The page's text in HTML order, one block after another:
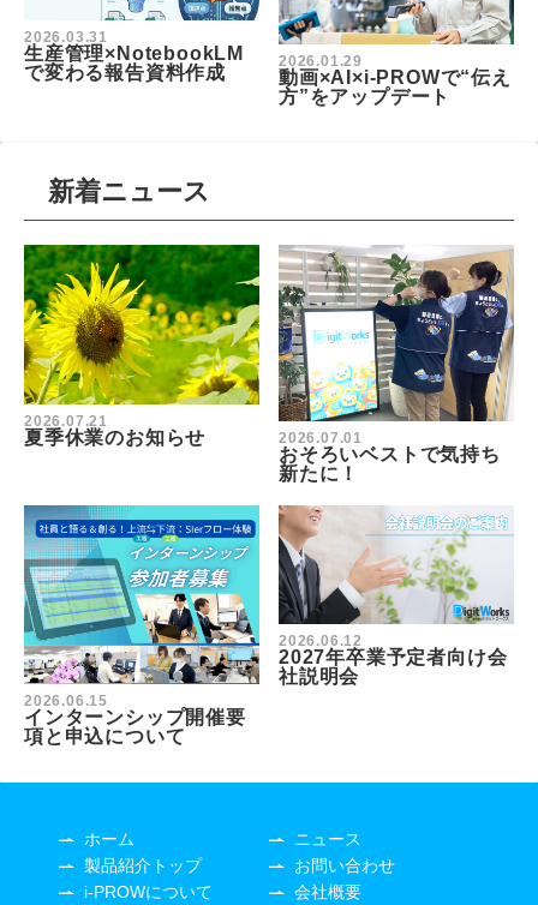
2026.03.31
生産管理×NotebookLM
で変わる報告資料作成
2026.01.29
動画×AI×i-PROWで“伝え
方”をアップデート
新着ニュース
2026.07.21
夏季休業のお知らせ 2026.07.01
おそろいベストで気持ち
新たに！
2026.06.15
インターンシップ開催要
項と申込について
2026.06.12
2027年卒業予定者向け会
社説明会
ホーム
製品紹介トップ
i-PROWについて
ニュース
お問い合わせ
会社概要